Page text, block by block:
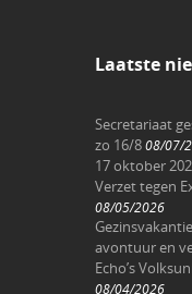
Laatste
Secretariaat
zo 16/8 08/07/
17 oktober
Verzet tegen
08/05/2026
avontuur en
Echo’s
08/04/2026